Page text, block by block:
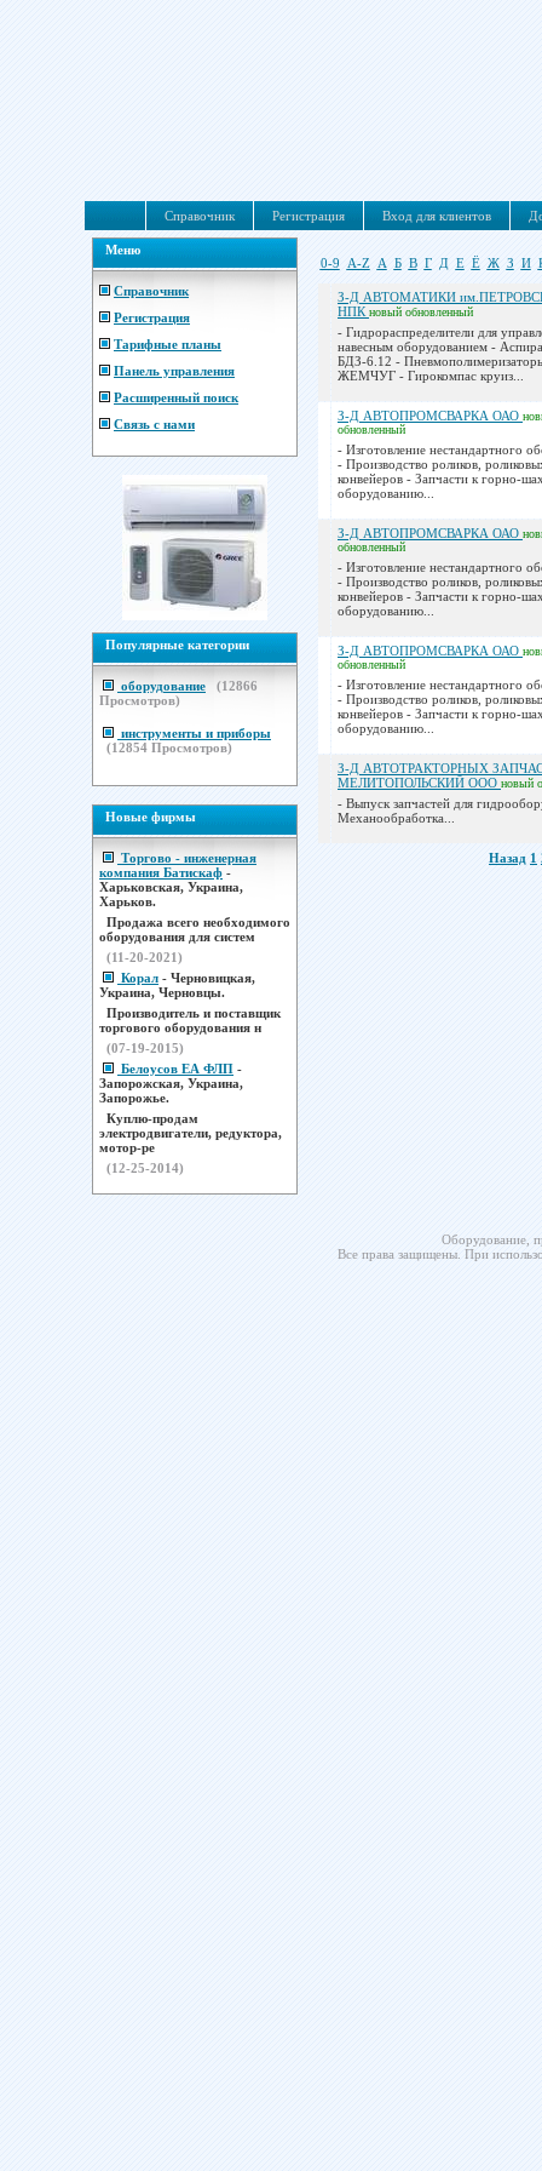
Справочник Регистрация Вход для клиентов
Меню
Справочник
Регистрация
Тарифные планы
Панель управления
Расширенный поиск
Связь с нами
Популярные категории
оборудование (12866
Просмотров)
инструменты и приборы
(12854 Просмотров)
Новые фирмы
Торгово - инженерная
компания Батискаф -
Харьковская, Украина,
Харьков.
Продажа всего необходимого
оборудования для систем
(11-20-2021)
Корал - Черновицкая,
Украина, Черновцы.
Производитель и поставщик
торгового оборудования н
(07-19-2015)
Белоусов ЕА ФЛП -
Запорожская, Украина,
Запорожье.
Куплю-продам
электродвигатели, редуктора,
мотор-ре
(12-25-2014)
0-9 A-Z А Б В Г Д Е Ё Ж З И
З-Д АВТОМАТИКИ
НПК новый обновленный
- Гидрораспределители для
навесным оборудованием -
БДЗ-6.12 -
ЖЕМЧУГ - Гирокомпас круиз...
З-Д АВТОПРОМСВАРКА ОАО
обновленный
- Изготовление нестандартного
- Производство роликов,
конвейеров - Запчасти к горно-
оборудованию...
З-Д АВТОПРОМСВАРКА ОАО
обновленный
- Изготовление нестандартного
- Производство роликов,
конвейеров - Запчасти к горно-
оборудованию...
З-Д АВТОПРОМСВАРКА ОАО
обновленный
- Изготовление нестандартного
- Производство роликов,
конвейеров - Запчасти к горно-
оборудованию...
З-Д АВТОТРАКТОРНЫХ
МЕЛИТОПОЛЬСКИЙ ООО новый
- Выпуск запчастей для
Механообработка...
Назад 1
Оборудование,
Все права защищены. При